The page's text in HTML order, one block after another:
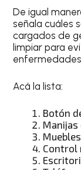
De igual
señala cuáles
cargados de
limpiar para
Acá la lista:
Botón
Manijas
Control